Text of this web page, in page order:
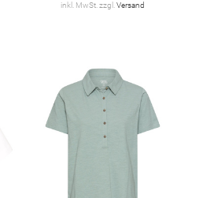
inkl. MwSt. zzgl. Versand